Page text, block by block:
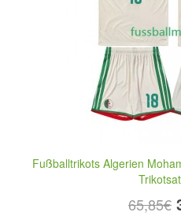
Fußballtrikots Algerien
65,85€